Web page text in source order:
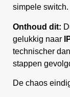
simpele switch.
Onthoud dit:
gelukkig naar
technischer
stappen
De chaos